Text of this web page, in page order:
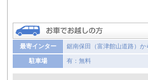
最寄インター 鋸南保田（富津館山道路）か
駐車場 有：無料